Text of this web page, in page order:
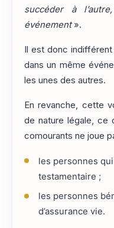
succéder à
événement».
Il est donc
dans un même
les unes des autres.
En revanche, cette
de nature légale, ce
comourants ne joue
les personnes
testamentaire ;
les personnes
d’assurance vie.